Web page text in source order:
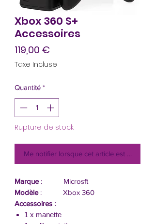
Xbox 360 S+
Accessoires
119,00 €
Taxe Incluse
Quantité *
Rupture de stock
Me notifier lorsque cet article est disponible
Marque: Microsft
Modèle: Xbox 360
Accessoires :
1 x manette